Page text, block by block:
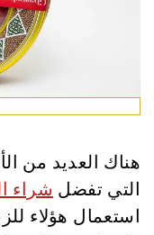
هناك العديد من
التي تفضل شراء
استعمال هؤلاء